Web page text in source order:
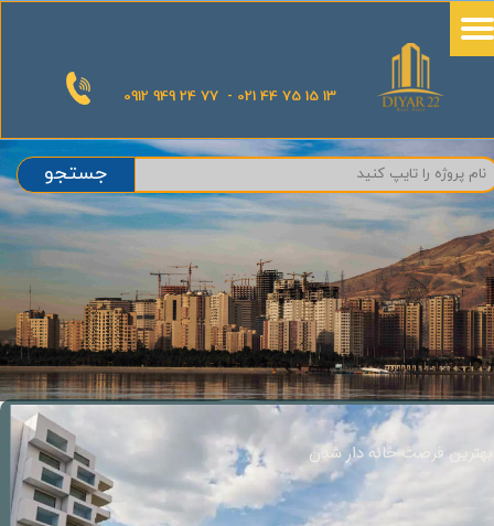
0912 949 24 77 - 021 44 75 15 13
جستجو
بهترین فرصت خانه دار شدن